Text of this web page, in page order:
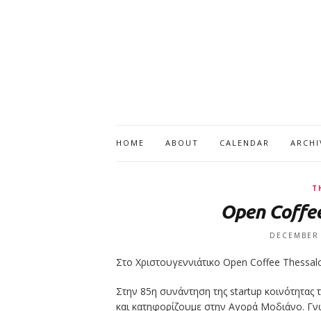
HOME ABOUT CALENDAR
Open
Στο Χριστουγεννιάτικο Open Coffee
Στην 85η συνάντηση της startup κοινότητας
και κατηφορίζουμε στην Αγορά Μοδιάνο.